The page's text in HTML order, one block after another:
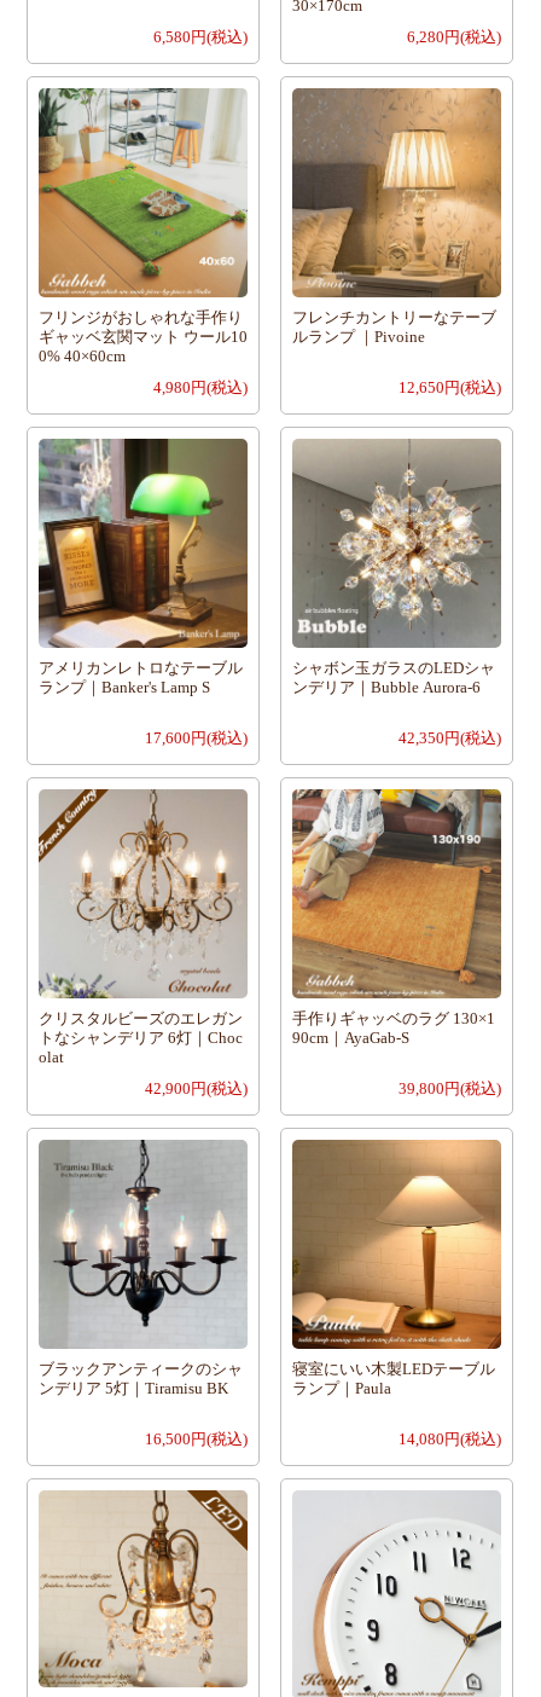
6,580円(税込)
30×170cm
6,280円(税込)
フリンジがおしゃれな手作り
ギャッベ玄関マット ウール10
0% 40×60cm
4,980円(税込)
フレンチカントリーなテーブ
ルランプ ｜Pivoine
12,650円(税込)
アメリカンレトロなテーブル
ランプ｜Banker's Lamp S
17,600円(税込)
シャボン玉ガラスのLEDシャ
ンデリア｜Bubble Aurora-6
42,350円(税込)
クリスタルビーズのエレガン
トなシャンデリア 6灯｜Choc
olat
42,900円(税込)
手作りギャッベのラグ 130×1
90cm｜AyaGab-S
39,800円(税込)
ブラックアンティークのシャ
ンデリア 5灯｜Tiramisu BK
16,500円(税込)
寝室にいい木製LEDテーブル
ランプ｜Paula
14,080円(税込)